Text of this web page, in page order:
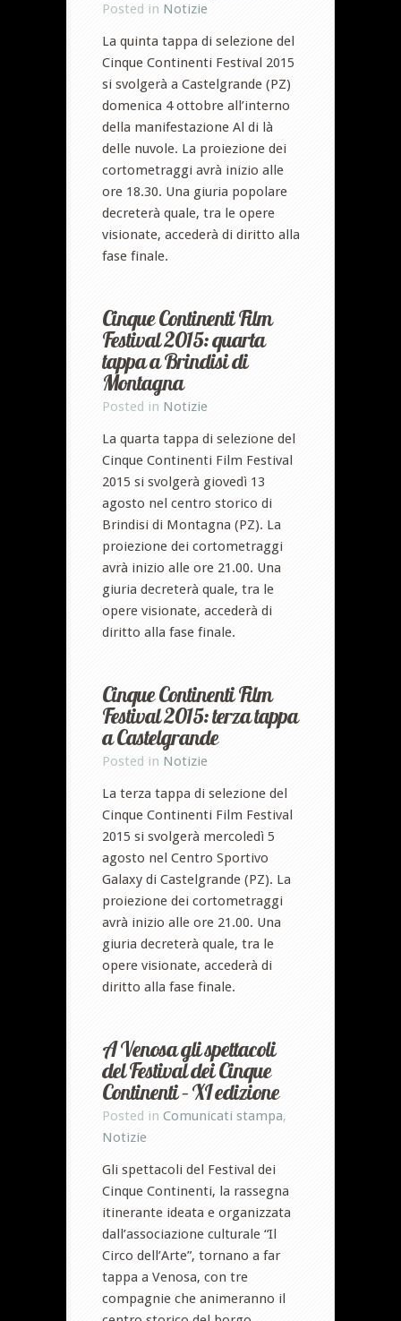
Posted in Notizie
La quinta tappa di selezione del
Cinque Continenti Festival 2015
si svolgerà a Castelgrande (PZ)
domenica 4 ottobre all’interno
della manifestazione Al di là
delle nuvole. La proiezione dei
cortometraggi avrà inizio alle
ore 18.30. Una giuria popolare
decreterà quale, tra le opere
visionate, accederà di diritto alla
fase finale.
Cinque Continenti Film
Festival 2015: quarta
tappa a Brindisi di
Montagna
Posted in Notizie
La quarta tappa di selezione del
Cinque Continenti Film Festival
2015 si svolgerà giovedì 13
agosto nel centro storico di
Brindisi di Montagna (PZ). La
proiezione dei cortometraggi
avrà inizio alle ore 21.00. Una
giuria decreterà quale, tra le
opere visionate, accederà di
diritto alla fase finale.
Cinque Continenti Film
Festival 2015: terza tappa
a Castelgrande
Posted in Notizie
La terza tappa di selezione del
Cinque Continenti Film Festival
2015 si svolgerà mercoledì 5
agosto nel Centro Sportivo
Galaxy di Castelgrande (PZ). La
proiezione dei cortometraggi
avrà inizio alle ore 21.00. Una
giuria decreterà quale, tra le
opere visionate, accederà di
diritto alla fase finale.
A Venosa gli spettacoli
del Festival dei Cinque
Continenti – XI edizione
Posted in Comunicati stampa,
Notizie
Gli spettacoli del Festival dei
Cinque Continenti, la rassegna
itinerante ideata e organizzata
dall’associazione culturale “Il
Circo dell’Arte”, tornano a far
tappa a Venosa, con tre
compagnie che animeranno il